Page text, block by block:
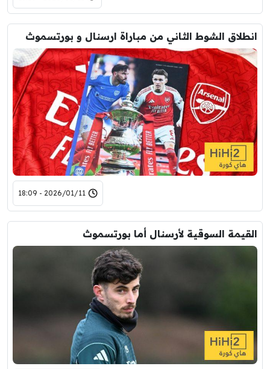
انطلاق الشوط الثاني من مباراة ارسنال و بورتسموث
2026/01/11 - 18:09
القيمة السوقية لأرسنال أما بورتسموث